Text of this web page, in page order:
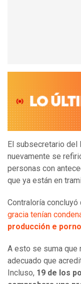
El subsecretario del
nuevamente se
personas con
que ya están en
Contraloría concluyó
gracia tenían
producción e
A esto se suma que
adecuado que
Incluso, 19 de los